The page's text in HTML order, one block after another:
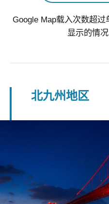
Google Map载入次数超
显示的情
北九州地区